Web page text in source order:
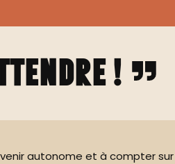
!
autonome et à compter